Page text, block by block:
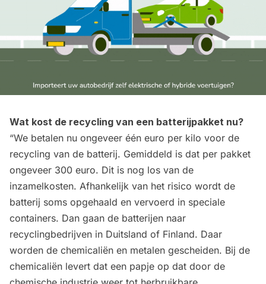
Wat kost de recycling van een batterijpakket nu?
“We betalen nu ongeveer één euro per kilo voor de
recycling van de batterij. Gemiddeld is dat per pakket
ongeveer 300 euro. Dit is nog los van de
inzamelkosten. Afhankelijk van het risico wordt de
batterij soms opgehaald en vervoerd in speciale
containers. Dan gaan de batterijen naar
recyclingbedrijven in Duitsland of Finland. Daar
worden de chemicaliën en metalen gescheiden. Bij de
chemicaliën levert dat een papje op dat door de